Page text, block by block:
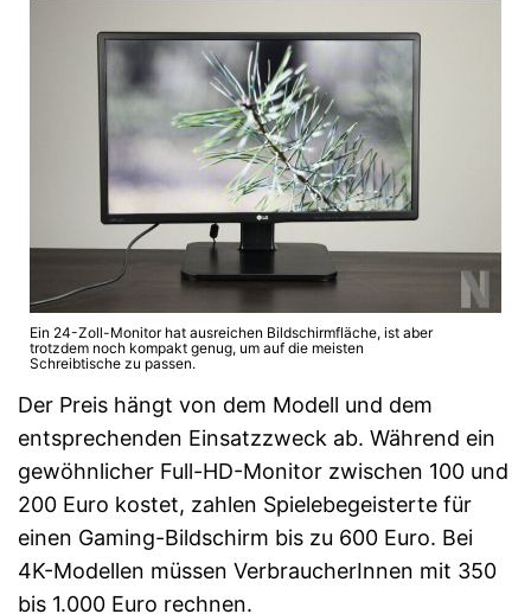
Ein 24-Zoll-Monitor hat ausreichen Bildschirmfläche, ist aber
trotzdem noch kompakt genug, um auf die meisten
Schreibtische zu passen.
Der Preis hängt von dem Modell und dem
entsprechenden Einsatzzweck ab. Während ein
gewöhnlicher Full-HD-Monitor zwischen 100 und
200 Euro kostet, zahlen Spielebegeisterte für
einen Gaming-Bildschirm bis zu 600 Euro. Bei
4K-Modellen müssen VerbraucherInnen mit 350
bis 1.000 Euro rechnen.